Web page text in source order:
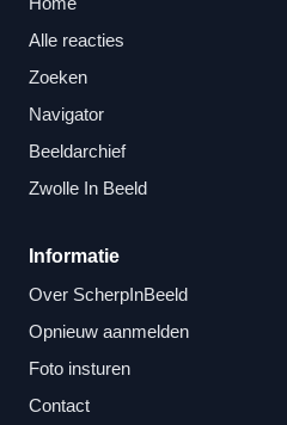
Alle reacties
Zoeken
Navigator
Beeldarchief
Zwolle In Beeld
Informatie
Over ScherpInBeeld
Opnieuw aanmelden
Foto insturen
Contact